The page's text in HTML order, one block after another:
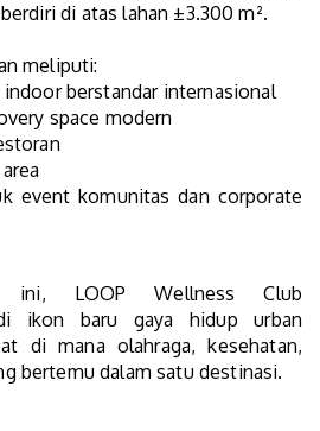
di atas lahan ±3.300 m².
meliputi:
indoor berstandar internasional
space modern
event komunitas dan corporate
ini, LOOP Wellness Club
ikon baru gaya hidup urban
di mana olahraga, kesehatan,
bertemu dalam satu destinasi.